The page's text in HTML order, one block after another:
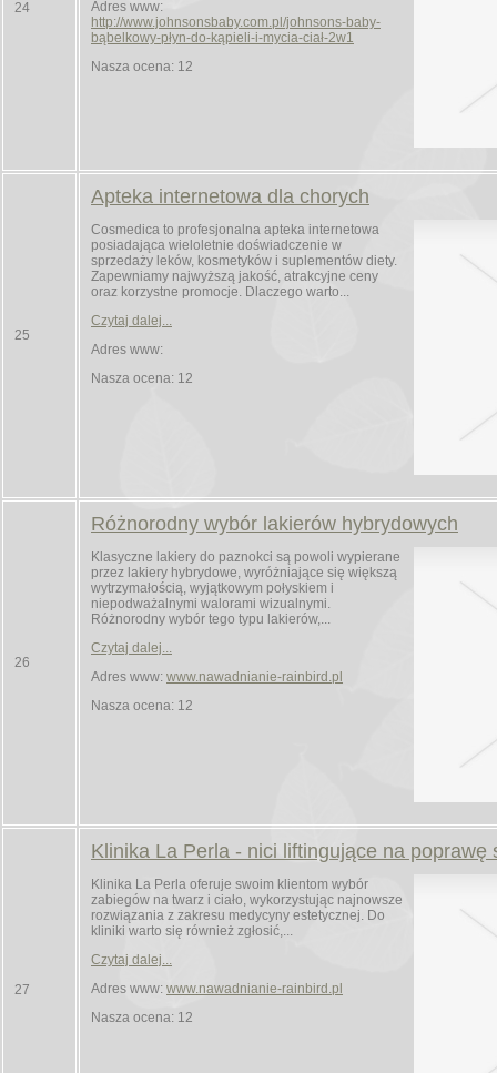
24
Adres www:
http://www.johnsonsbaby.com.pl/johnsons-baby-
bąbelkowy-płyn-do-kąpieli-i-mycia-ciał-2w1
Nasza ocena: 12
25
Apteka internetowa dla chorych
Cosmedica to profesjonalna apteka internetowa
posiadająca wieloletnie doświadczenie w
sprzedaży leków, kosmetyków i suplementów diety.
Zapewniamy najwyższą jakość, atrakcyjne ceny
oraz korzystne promocje. Dlaczego warto...
Czytaj dalej...
Adres www:
Nasza ocena: 12
26
Różnorodny wybór lakierów hybrydowych
Klasyczne lakiery do paznokci są powoli wypierane
przez lakiery hybrydowe, wyróżniające się większą
wytrzymałością, wyjątkowym połyskiem i
niepodważalnymi walorami wizualnymi.
Różnorodny wybór tego typu lakierów,...
Czytaj dalej...
Adres www: www.nawadnianie-rainbird.pl
Nasza ocena: 12
27
Klinika La Perla - nici liftingujące na poprawę
Klinika La Perla oferuje swoim klientom wybór
zabiegów na twarz i ciało, wykorzystując najnowsze
rozwiązania z zakresu medycyny estetycznej. Do
kliniki warto się również zgłosić,...
Czytaj dalej...
Adres www: www.nawadnianie-rainbird.pl
Nasza ocena: 12